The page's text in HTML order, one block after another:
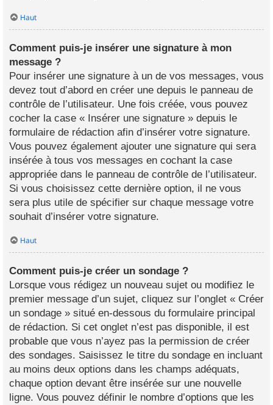
Haut
Comment puis-je insérer une signature à mon
message ?
Pour insérer une signature à un de vos messages, vous
devez tout d’abord en créer une depuis le panneau de
contrôle de l’utilisateur. Une fois créée, vous pouvez
cocher la case « Insérer une signature » depuis le
formulaire de rédaction afin d’insérer votre signature.
Vous pouvez également ajouter une signature qui sera
insérée à tous vos messages en cochant la case
appropriée dans le panneau de contrôle de l’utilisateur.
Si vous choisissez cette dernière option, il ne vous
sera plus utile de spécifier sur chaque message votre
souhait d’insérer votre signature.
Haut
Comment puis-je créer un sondage ?
Lorsque vous rédigez un nouveau sujet ou modifiez le
premier message d’un sujet, cliquez sur l’onglet « Créer
un sondage » situé en-dessous du formulaire principal
de rédaction. Si cet onglet n’est pas disponible, il est
probable que vous n’ayez pas la permission de créer
des sondages. Saisissez le titre du sondage en incluant
au moins deux options dans les champs adéquats,
chaque option devant être insérée sur une nouvelle
ligne. Vous pouvez définir le nombre d’options que les